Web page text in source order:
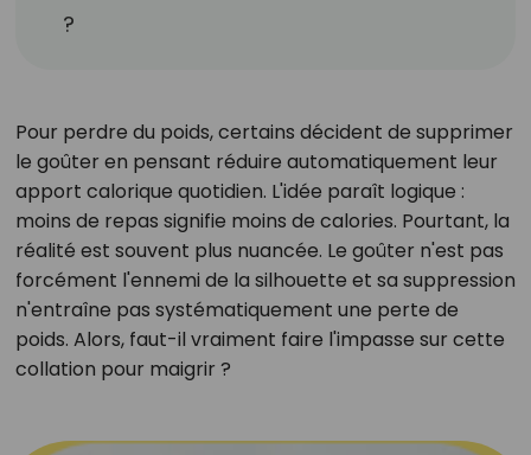
?
Pour perdre du poids, certains décident de supprimer
le goûter en pensant réduire automatiquement leur
apport calorique quotidien. L'idée paraît logique :
moins de repas signifie moins de calories. Pourtant, la
réalité est souvent plus nuancée. Le goûter n'est pas
forcément l'ennemi de la silhouette et sa suppression
n'entraîne pas systématiquement une perte de
poids. Alors, faut-il vraiment faire l'impasse sur cette
collation pour maigrir ?